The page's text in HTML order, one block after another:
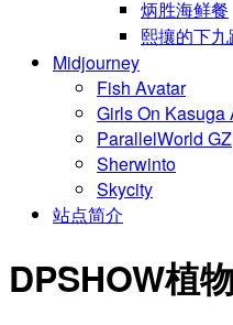
炳胜海鲜餐
熙攘的下九
Midjourney
Fish Avatar
Girls On Kasuga
ParallelWorld GZ
Sherwinto
Skycity
站点简介
DPSHOW植